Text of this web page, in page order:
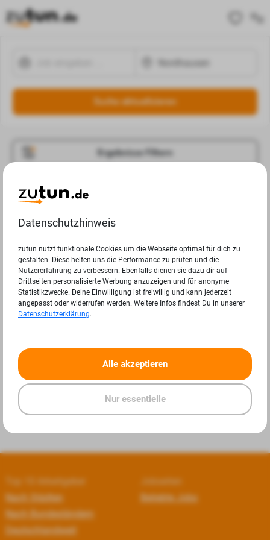
Suche aktualisieren
Ergebnisse Filtern
Jobangebote
Ergebnisse.
« »
Top 10 Arbeitgeber
Nach Städten
Nach Bundesländern
Deutschlandweit
Jobseiten
Beliebte Jobs
Datenschutzhinweis
zutun nutzt funktionale Cookies um die Webseite optimal für dich zu
gestalten. Diese helfen uns die Performance zu prüfen und die
Nutzererfahrung zu verbessern. Ebenfalls dienen sie dazu dir auf
Drittseiten personalisierte Werbung anzuzeigen und für anonyme
Statistikzwecke. Deine Einwilligung ist freiwillig und kann jederzeit
angepasst oder widerrufen werden. Weitere Infos findest Du in unserer
Datenschutzerklärung.
Alle akzeptieren
Nur essentielle